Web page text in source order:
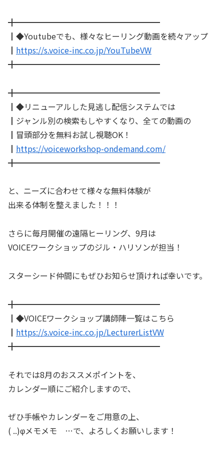
╋━━━━━━━━━━━━━━━━━━
┃◆Youtubeでも、様々なヒーリング動画を続々アップ
┃ https://s.voice-inc.co.jp/YouTubeVW
╋━━━━━━━━━━━━━━━━━━
╋━━━━━━━━━━━━━━━━━━
┃◆リニューアルした見逃し配信システムでは
┃ジャンル別の検索もしやすくなり、全ての動画の
┃冒頭部分を無料お試し視聴OK！
┃ https://voiceworkshop-ondemand.com/
╋━━━━━━━━━━━━━━━━━━
と、ニーズに合わせて様々な無料体験が
出来る体制を整えました！！！
さらに毎月開催の遠隔ヒーリング、9月は
VOICEワークショップのジル・ハリソンが担当！
スターシード仲間にもぜひお知らせ頂ければ幸いです。
╋━━━━━━━━━━━━━━━━━━
┃◆VOICEワークショップ講師陣一覧はこちら
┃ https://s.voice-inc.co.jp/LecturerListVW
╋━━━━━━━━━━━━━━━━━━
それでは8月のおススメポイントを、
カレンダー順にご紹介しますので、
ぜひ手帳やカレンダーをご用意の上、
( ..)φメモメモ …で、よろしくお願いします！